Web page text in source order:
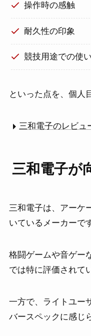
ニュ
操作時の感触
耐久性の印象
競技用途での使
といった点を、個人
三和電子のレビュ
三和電子が
三和電子は、アーケ
いているメーカーで
格闘ゲームや音ゲー
では特に評価されて
一方で、ライトユー
バースペックに感じ